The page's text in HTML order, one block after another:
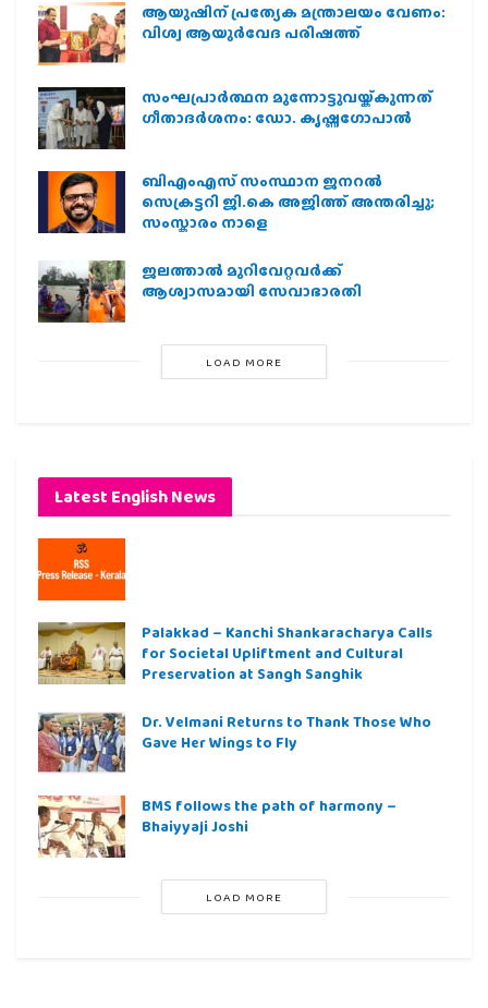
ആയുഷിന് പ്രത്യേക മന്ത്രാലയം വേണം:
വിശ്വ ആയുര്‍വേദ പരിഷത്ത്
സംഘപ്രാര്‍ത്ഥന മുന്നോട്ടുവയ്ക്കുന്നത്
ഗീതാദര്‍ശനം: ഡോ. കൃഷ്ണഗോപാല്‍
ബിഎംഎസ് സംസ്ഥാന ജനറൽ
സെക്രട്ടറി ജി.കെ അജിത്ത് അന്തരിച്ചു;
സംസ്കാരം നാളെ
ജലത്താല്‍ മുറിവേറ്റവര്‍ക്ക്
ആശ്വാസമായി സേവാഭാരതി
LOAD MORE
Latest English News
Palakkad – Kanchi Shankaracharya Calls
for Societal Upliftment and Cultural
Preservation at Sangh Sanghik
Dr. Velmani Returns to Thank Those Who
Gave Her Wings to Fly
BMS follows the path of harmony –
Bhaiyyaji Joshi
LOAD MORE